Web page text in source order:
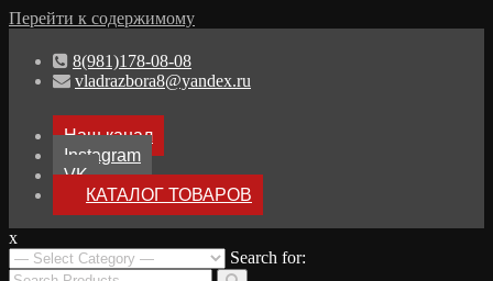
Перейти к содержимому
8(981)178-08-08
vladrazbora8@yandex.ru
Наш канал
Instagram
VK
КАТАЛОГ ТОВАРОВ
Разборка Audi A8 D3
x
Search for: